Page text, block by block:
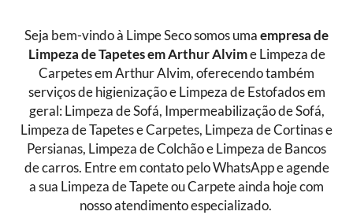
Seja bem-vindo à Limpe Seco somos uma empresa de
Limpeza de Tapetesem Arthur Alvime Limpeza de
Carpetes em Arthur Alvim, oferecendo também
serviços de higienização e Limpeza de Estofados em
geral: Limpeza de Sofá, Impermeabilização de Sofá,
Limpeza de Tapetes e Carpetes, Limpeza de Cortinas e
Persianas, Limpeza de Colchão e Limpeza de Bancos
de carros. Entre em contato pelo WhatsApp e agende
a sua Limpeza de Tapete ou Carpete ainda hoje com
nosso atendimento especializado.